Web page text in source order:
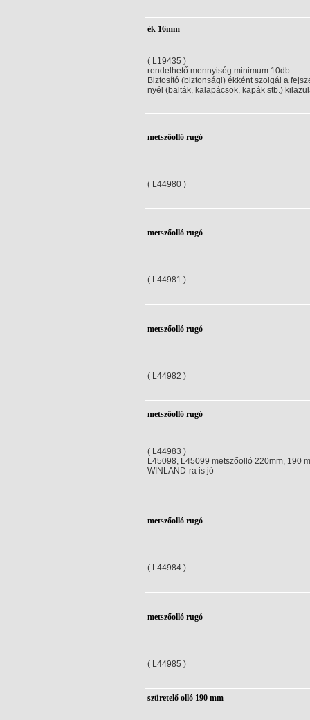
ék 16mm
( L19435 )
rendelhető mennyiség minimum 10db
Biztosító (biztonsági) ékként szolgál a
nyél (balták, kalapácsok, kapák stb.)
metszőolló rugó
( L44980 )
metszőolló rugó
( L44981 )
metszőolló rugó
( L44982 )
metszőolló rugó
( L44983 )
L45098, L45099 metszőolló 220mm, 190
WINLAND-ra is jó
metszőolló rugó
( L44984 )
metszőolló rugó
( L44985 )
szüretelő olló 190 mm